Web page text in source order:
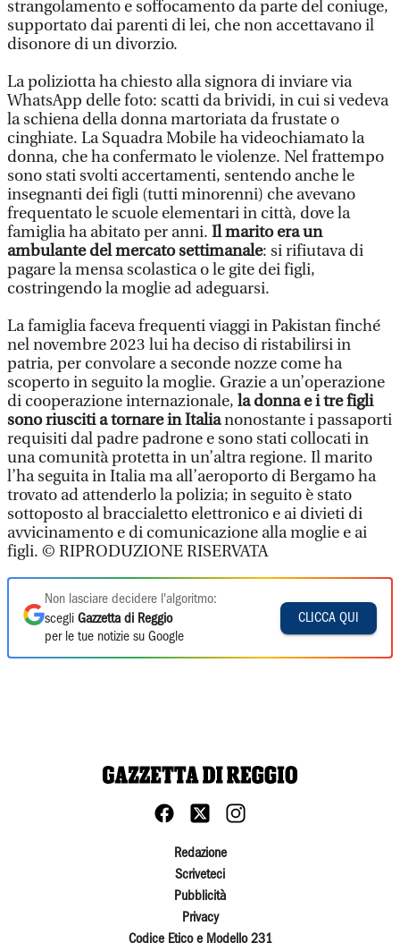
strangolamento e soffocamento da parte del coniuge,
supportato dai parenti di lei, che non accettavano il
disonore di un divorzio.
La poliziotta ha chiesto alla signora di inviare via
WhatsApp delle foto: scatti da brividi, in cui si vedeva
la schiena della donna martoriata da frustate o
cinghiate. La Squadra Mobile ha videochiamato la
donna, che ha confermato le violenze. Nel frattempo
sono stati svolti accertamenti, sentendo anche le
insegnanti dei figli (tutti minorenni) che avevano
frequentato le scuole elementari in città, dove la
famiglia ha abitato per anni. Il marito era un
ambulante del mercato settimanale: si rifiutava di
pagare la mensa scolastica o le gite dei figli,
costringendo la moglie ad adeguarsi.
La famiglia faceva frequenti viaggi in Pakistan finché
nel novembre 2023 lui ha deciso di ristabilirsi in
patria, per convolare a seconde nozze come ha
scoperto in seguito la moglie. Grazie a un’operazione
di cooperazione internazionale, la donna e i tre figli
sono riusciti a tornare in Italianonostante i passaporti
requisiti dal padre padrone e sono stati collocati in
una comunità protetta in un’altra regione. Il marito
l’ha seguita in Italia ma all’aeroporto di Bergamo ha
trovato ad attenderlo la polizia; in seguito è stato
sottoposto al braccialetto elettronico e ai divieti di
avvicinamento e di comunicazione alla moglie e ai
figli. © RIPRODUZIONE RISERVATA
Non lasciare decidere l'algoritmo:
scegli Gazzetta di Reggio
per le tue notizie su Google
CLICCA QUI
Redazione
Scriveteci
Pubblicità
Privacy
Codice Etico e Modello 231